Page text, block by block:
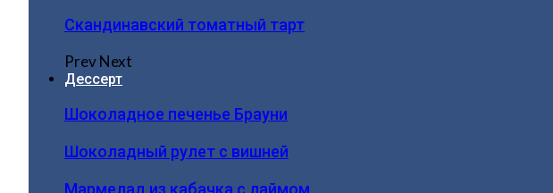
Скандинавский томатный тарт
PrevNext
Дессерт
Шоколадное печенье Брауни
Шоколадный рулет с вишней
Мармелад из кабачка с лаймом